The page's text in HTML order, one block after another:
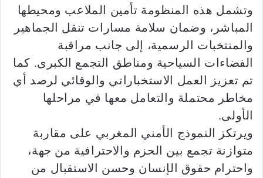
وتشمل هذه المنظومة تأمين الملاعب ومحيطها
المباشر، وضمان سلامة مسارات تنقل الجماهير
والمنتخبات الرسمية، إلى جانب مراقبة
الفضاءات السياحية ومناطق التجمع الكبرى. كما
تم تعزيز العمل الاستخباراتي والوقائي لرصد أي
مخاطر محتملة والتعامل معها في مراحلها
الأولى.
ويرتكز النموذج الأمني المغربي على مقاربة
متوازنة تجمع بين الحزم والاحترافية من جهة،
واحترام حقوق الإنسان وحسن الاستقبال من